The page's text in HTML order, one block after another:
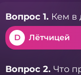
Вопрос 1. Кем в
D Лётчицей
Вопрос 2. Что